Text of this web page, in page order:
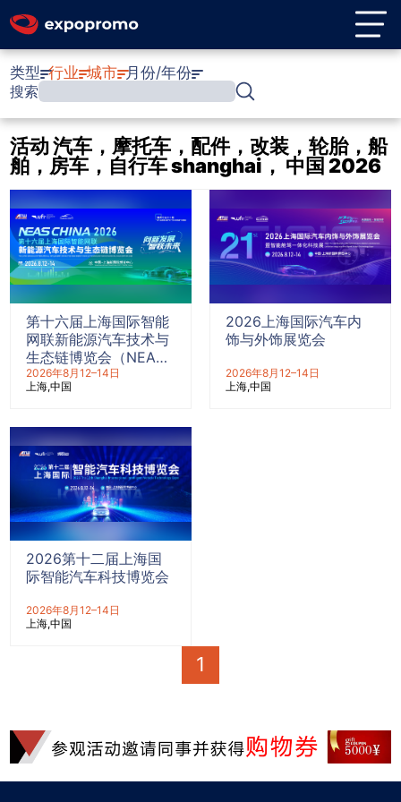
类型 行业 城市 月份/年份
搜索
活动 汽车，摩托车，配件，改装，轮胎，船
舶，房车，自行车 shanghai， 中国 2026
第十六届上海国际智能
网联新能源汽车技术与
生态链博览会（NEAS
CHINA 2026）
2026年8月12–14日
上海 中国
2026上海国际汽车内
饰与外饰展览会
2026年8月12–14日
上海 中国
2026第十二届上海国
际智能汽车科技博览会
2026年8月12–14日
上海 中国
1